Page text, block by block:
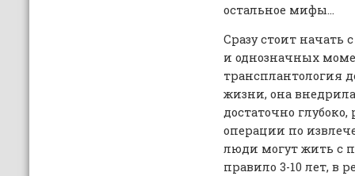
остальное мифы…
Сразу стоит начать
и однозначных
трансплантология
жизни, она
достаточно
операции по
люди могут жить с
правило 3-10 лет, в